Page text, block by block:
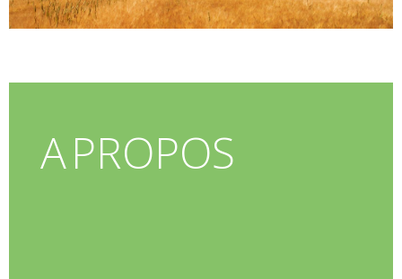
A PROPOS